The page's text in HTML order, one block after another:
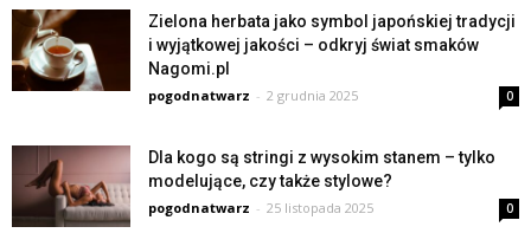
Zielona herbata jako symbol japońskiej tradycji
i wyjątkowej jakości – odkryj świat smaków
Nagomi.pl
pogodnatwarz - 2 grudnia 2025 0
Dla kogo są stringi z wysokim stanem – tylko
modelujące, czy także stylowe?
pogodnatwarz - 25 listopada 2025 0